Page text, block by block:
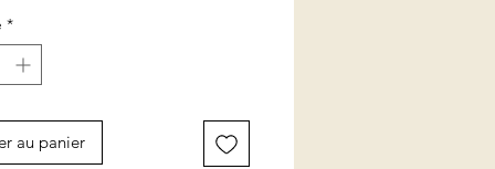
appécié.
*
au panier